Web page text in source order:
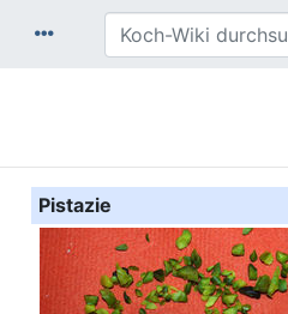
Pistazie